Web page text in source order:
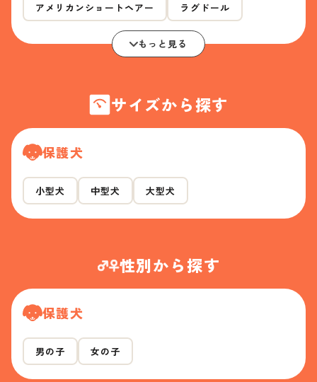
アメリカンショートヘアー ラグドール
もっと見る
サイズから探す
保護犬
小型犬 中型犬 大型犬
性別から探す
保護犬
男の子 女の子